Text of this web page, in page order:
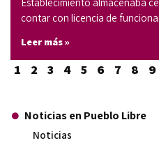
contar con licencia de
Leer más »
1 2 3 4 5 6 7 8 9
Noticias en Pueblo Libre
Noticias